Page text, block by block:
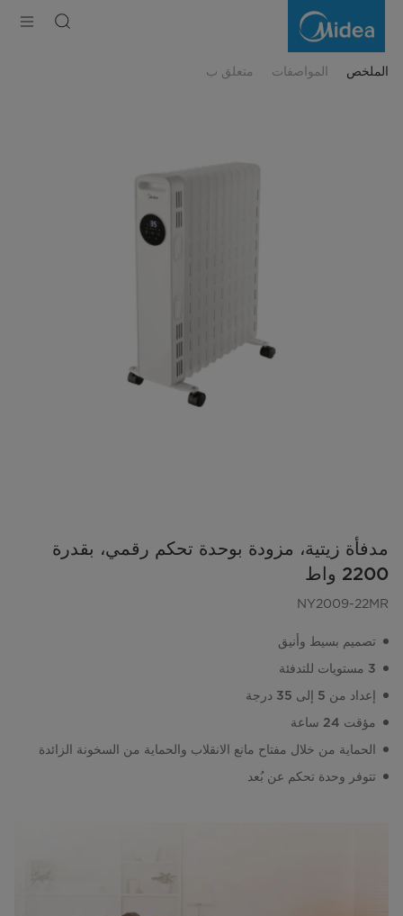
Control
الملخص المواصفات متعلق ب
مدفأة زيتية، مزودة بوحدة تحكم رقمي، بقدرة
2200 واط
NY2009-22MR
تصميم بسيط وأنيق
3 مستويات للتدفئة
إعداد من 5 إلى 35 درجة
مؤقت 24 ساعة
الحماية من خلال مفتاح مانع الانقلاب والحماية من السخونة الزائدة
تتوفر وحدة تحكم عن بُعد